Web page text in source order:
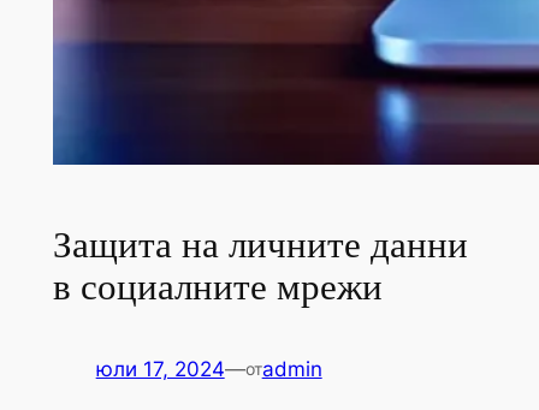
Защита на личните данни
в социалните мрежи
юли 17, 2024—отadmin